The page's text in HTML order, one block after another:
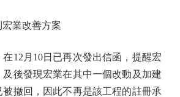
業改善方案
月10日已再次發出信函，提醒宏
後發現宏業在其中一個改動及加建
撤回，因此不再是該工程的註冊承